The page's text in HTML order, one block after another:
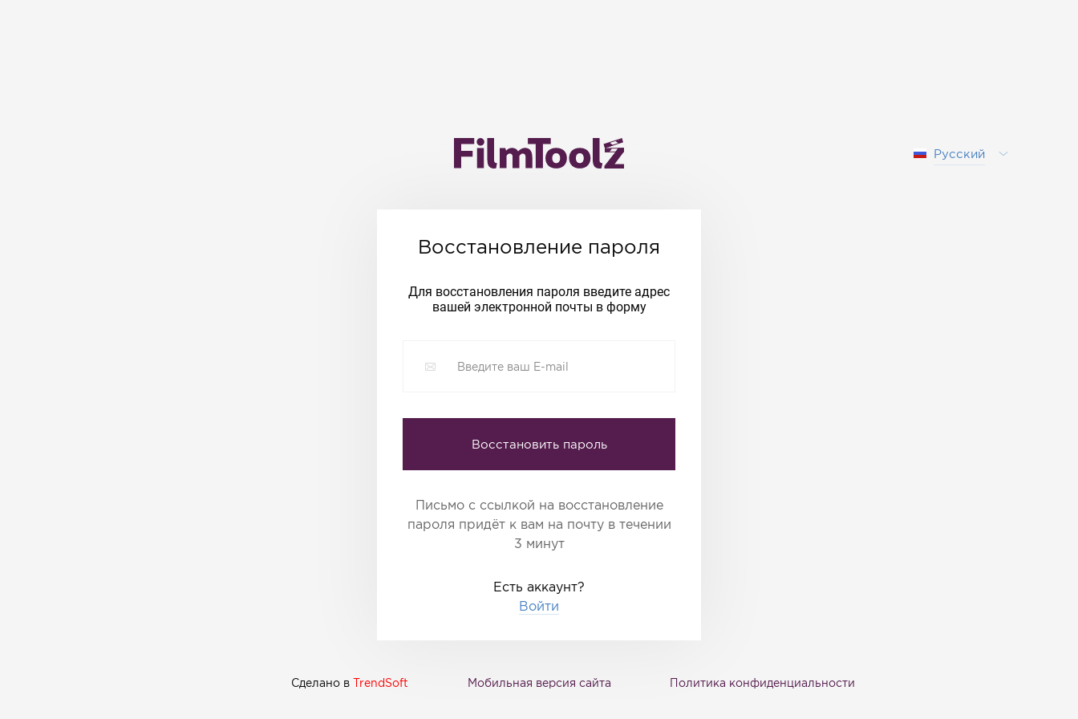
Русский
Восстановление пароля
Для восстановления пароля введите адрес
вашей электронной почты в форму
Восстановить пароль
Письмо с ссылкой на восстановление
пароля придёт к вам на почту в течении
3 минут
Есть аккаунт?
Войти
Сделано в TrendSoft Мобильная версия сайта Политика конфиденциальности